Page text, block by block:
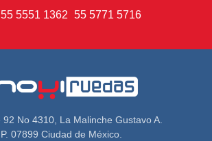
55 5551 1362 55 5771 5716
92 No 4310, La Malinche Gustavo A.
07899 Ciudad de México.